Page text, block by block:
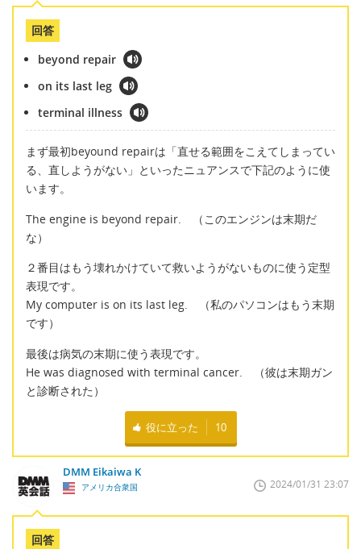
回答
beyond repair
on its last leg
terminal illness
まず最初beyound repairは「直せる範囲をこえてしまってい
る、直しようがない」といったニュアンスで下記のように使
います。
The engine is beyond repair. （このエンジンは末期だ
な）
２番目はもう壊れかけていて救いようがないものに使う定型
表現です。
My computer is on its last leg. （私のパソコンはもう末期
です）
最後は病気の末期に使う表現です。
He was diagnosed with terminal cancer. （彼は末期ガン
と診断された）
役に立った 10
DMM Eikaiwa K
アメリカ合衆国 2024/01/31 23:07
回答